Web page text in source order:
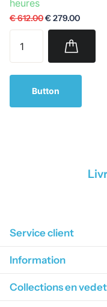
heures
€ 612.00€ 279.00
Button
Service client
Information
Collections en